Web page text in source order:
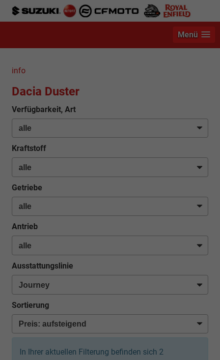
Menü
info
Dacia Duster
Verfügbarkeit, Art
Kraftstoff
Getriebe
Antrieb
Ausstattungslinie
Sortierung
In Ihrer aktuellen Filterung befinden sich 2